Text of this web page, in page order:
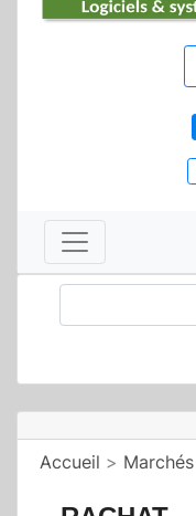
Accueil > Marchés